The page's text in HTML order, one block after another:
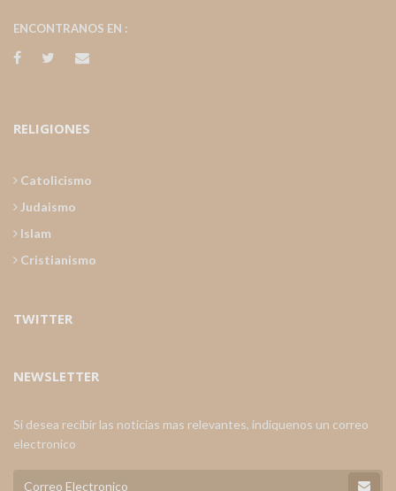
ENCONTRANOS EN :
RELIGIONES
Catolicismo
Judaismo
Islam
Cristianismo
TWITTER
NEWSLETTER
Si desea recibir las noticias mas relevantes, indiquenos un correo
electronico